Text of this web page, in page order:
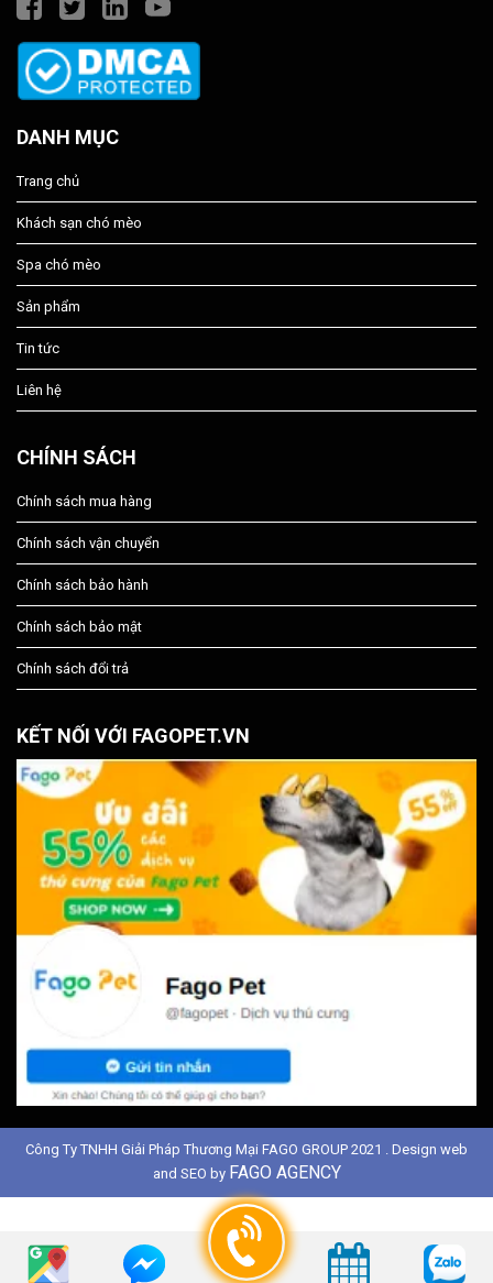
DANH MỤC
Trang chủ
Khách sạn chó mèo
Spa chó mèo
Sản phẩm
Tin tức
Liên hệ
CHÍNH SÁCH
Chính sách mua hàng
Chính sách vận chuyển
Chính sách bảo hành
Chính sách bảo mật
Chính sách đổi trả
KẾT NỐI VỚI FAGOPET.VN
Công Ty TNHH Giải Pháp Thương Mại FAGO GROUP 2021 . Design web
and SEO by FAGO AGENCY